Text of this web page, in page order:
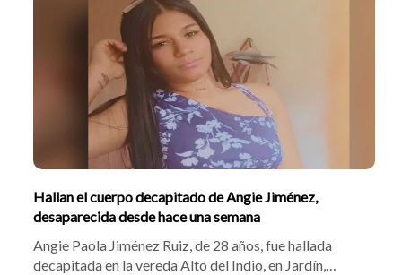
Hallan el cuerpo decapitado de Angie Jiménez,
desaparecida desde hace una semana
Angie Paola Jiménez Ruiz, de 28 años, fue hallada
decapitada en la vereda Alto del Indio, en Jardín,